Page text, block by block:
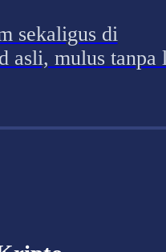
sekaligus di
asli, mulus tanpa